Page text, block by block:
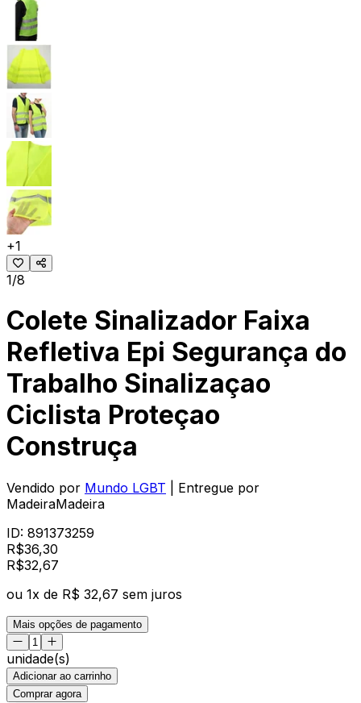
+1
1/8
Colete Sinalizador Faixa
Refletiva Epi Segurança do
Trabalho Sinalizaçao
Ciclista Proteçao
Construça
Vendido por Mundo LGBT
| Entregue por
MadeiraMadeira
ID: 891373259
R$36,30
R$32,67
ou 1x de R$ 32,67 sem juros
Mais opções de pagamento
unidade(s)
Adicionar ao carrinho
Comprar agora